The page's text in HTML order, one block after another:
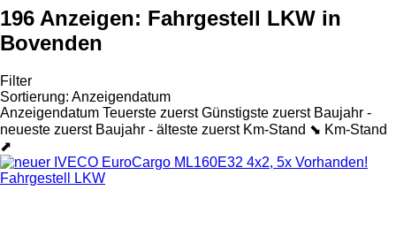
196 Anzeigen: Fahrgestell LKW in
Bovenden
Filter
Sortierung: Anzeigendatum
Anzeigendatum Teuerste zuerst Günstigste zuerst Baujahr -
neueste zuerst Baujahr - älteste zuerst Km-Stand ⬊ Km-Stand
⬈